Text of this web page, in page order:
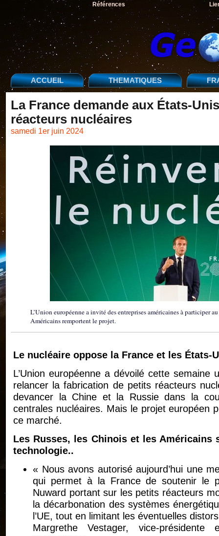
Références
ACCUEIL THEMATIQUES
La France demande aux États-
réacteurs nucléaires
samedi 1er juin 2024
L’Union européenne a invité des entreprises américaines à participer
Américains remportent le projet.
Le nucléaire oppose la France et les États-
L’Union européenne a dévoilé cette semaine
relancer la fabrication de petits réacteurs
devancer la Chine et la Russie dans la
centrales nucléaires. Mais le projet européen
ce marché.
Les Russes, les Chinois et les
technologie..
« Nous avons autorisé aujourd’hui une
qui permet à la France de soutenir le
Nuward portant sur les petits réacteurs
la décarbonation des systèmes
l’UE, tout en limitant les éventuelles
Margrethe Vestager, vice-